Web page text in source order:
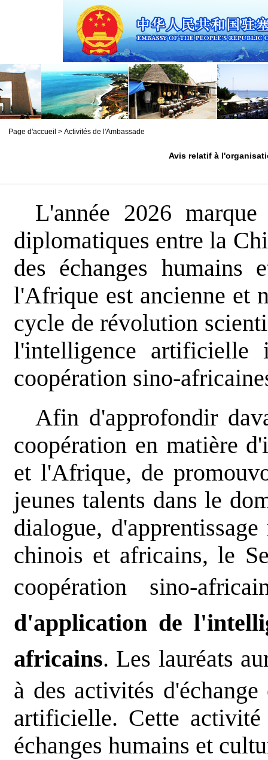
Page d'accueil > Activités de l'Ambassade
Avis relatif à
L'année 2026
diplomatiques entre la
des échanges
l'Afrique est ancienne et
cycle de révolution
l'intelligence
coopération sino-
Afin d'approfondir
coopération en matière
et l'Afrique, de
jeunes talents dans le
dialogue,
chinois et africains, le
coopération sino-
d'application de
africains. Les lauréats
à des activités
artificielle. Cette
échanges humains et